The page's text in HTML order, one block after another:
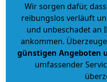
Wir sorgen dafür,
reibungslos verläuft
und unbeschadet an
ankommen.
günstigen Angeboten
umfassender